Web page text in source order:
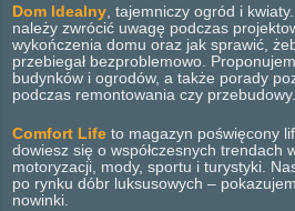
Dom Idealny , tajemniczy ogród i
należy zwrócić uwagę podczas
wykończenia domu oraz jak sprawić,
przebiegał bezproblemowo.
budynków i ogrodów, a także porady
podczas remontowania czy przebudowy.
Comfort Life to magazyn poświęcony
dowiesz się o współczesnych trendach
motoryzacji, mody, sportu i turystyki.
po rynku dóbr luksusowych –
nowinki.